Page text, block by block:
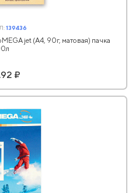
139436
jet (А4, 90г, матовая) пачка
₽